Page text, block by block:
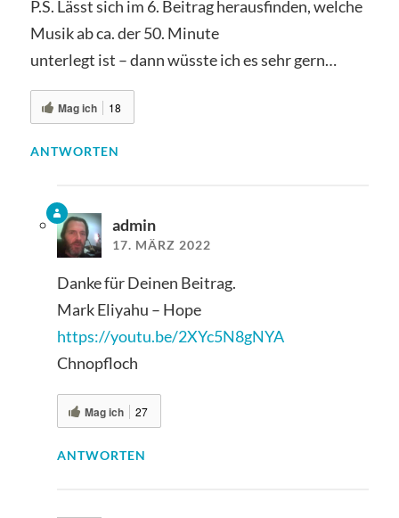
P.S. Lässt sich im 6. Beitrag herausfinden, welche
Musik ab ca. der 50. Minute
unterlegt ist – dann wüsste ich es sehr gern…
Mag ich 18
ANTWORTEN
admin
17. MÄRZ 2022
Danke für Deinen Beitrag.
Mark Eliyahu – Hope
https://youtu.be/2XYc5N8gNYA
Chnopfloch
Mag ich 27
ANTWORTEN